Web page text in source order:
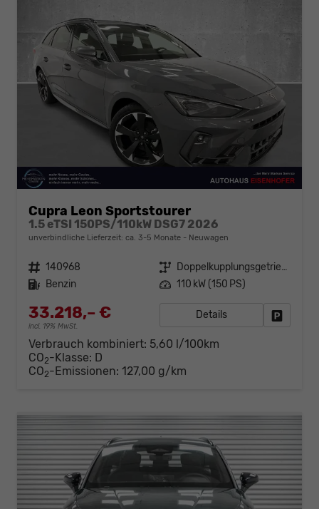
Cupra Leon Sportstourer
1.5 eTSI 150PS/110kW DSG7 2026
unverbindliche Lieferzeit: ca. 3-5 Monate Neuwagen
Fahrzeugnr. 140968 Getriebe
Doppelkupplungsgetriebe (DSG)
Kraftstoff Benzin Leistung 110 kW (150 PS)
33.218,– €
incl. 19% MwSt.
Details
Verbrauch kombiniert: 5,60 l/100km
CO2-Klasse: D
CO2-Emissionen: 127,00 g/km